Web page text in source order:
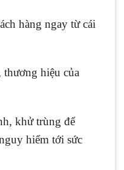
hàng ngay từ cái
hiệu của
khử trùng để
hiểm tới sức